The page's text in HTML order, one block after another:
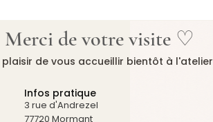
Merci de votre visite ♡
plaisir de vous accueillir bientôt à l'atelier
Infos pratique
3 rue d'Andrezel
77720 Mormant